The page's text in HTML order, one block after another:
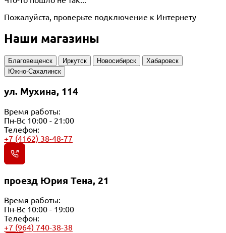
Пожалуйста, проверьте подключение к Интернету
Наши магазины
Благовещенск Иркутск Новосибирск
Хабаровск
Южно-Сахалинск
ул. Мухина, 114
Время работы:
Пн-Вс 10:00 - 21:00
Телефон:
+7 (4162) 38-48-77
проезд Юрия Тена, 21
Время работы:
Пн-Вс 10:00 - 19:00
Телефон:
+7 (964) 740-38-38